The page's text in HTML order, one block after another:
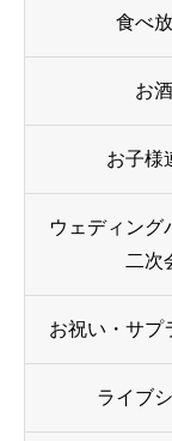
食べ
お酒
お子様
ウェディング
二次
お祝い・サプ
ライブ